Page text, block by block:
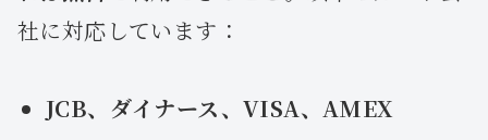
社に対応しています：
JCB、ダイナース、VISA、AMEX